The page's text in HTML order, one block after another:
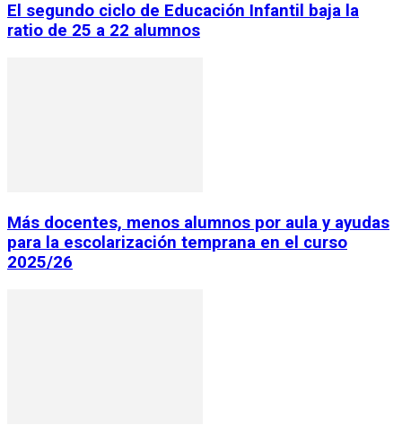
El segundo ciclo de Educación Infantil baja la
ratio de 25 a 22 alumnos
Más docentes, menos alumnos por aula y ayudas
para la escolarización temprana en el curso
2025/26